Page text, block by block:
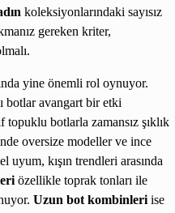
koleksiyonlarındaki sayısız
gereken kriter,
yine önemli rol oynuyor.
botlar avangart bir etki
botlarla zamansız şıklık
oversize modeller ve ince
uyum, kışın trendleri arasında
özellikle toprak tonları ile
Uzun bot kombinleri ise